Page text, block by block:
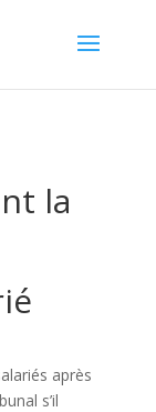
la
après
s’il